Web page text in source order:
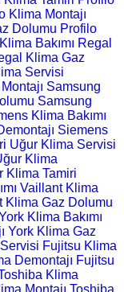
Klima Montajı
Dolumu Profilo
Bakımı Regal
Klima Gaz
Servisi
Samsung
Samsung
Klima Bakımı
Siemens
Uğur Klima Servisi
Klima
Klima Tamiri
Vaillant Klima
Klima Gaz Dolumu
Klima Bakımı
York Klima Gaz
Fujitsu Klima
Demontajı Fujitsu
Klima
Montajı Toshiba